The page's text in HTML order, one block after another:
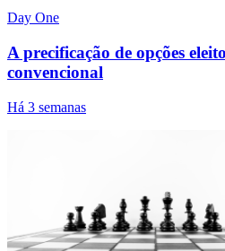
Day One
A precificação de opções
convencional
Há 3 semanas